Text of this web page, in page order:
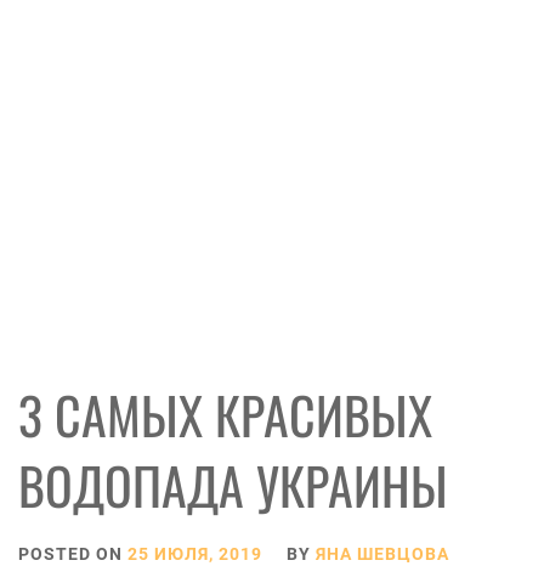
3 САМЫХ КРАСИВЫХ
ВОДОПАДА УКРАИНЫ
POSTED ON 25 ИЮЛЯ, 2019 BY ЯНА ШЕВЦОВА